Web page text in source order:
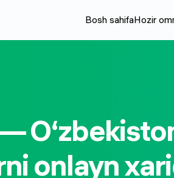
Bosh sahifaHozir
onlayn